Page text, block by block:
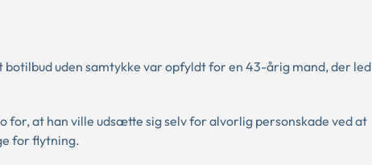
uden samtykke var opfyldt for en 43-årig mand, der led
at han ville udsætte sig selv for alvorlig personskade ved at
for flytning.